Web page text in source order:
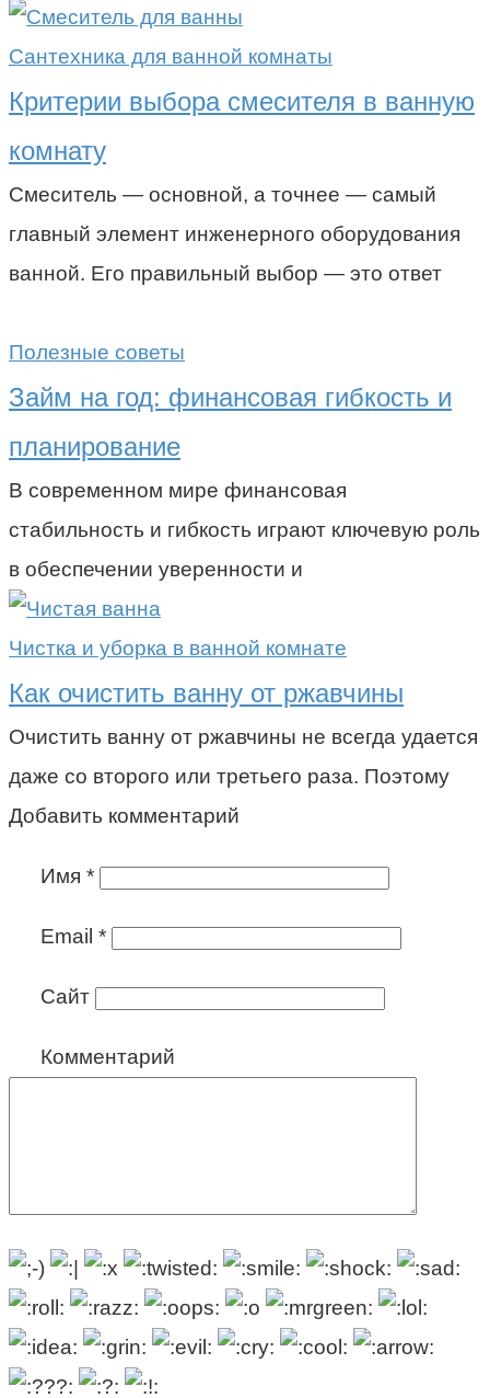
Сантехника для ванной комнаты
Критерии выбора смесителя в ванную
комнату
Смеситель — основной, а точнее — самый
главный элемент инженерного оборудования
ванной. Его правильный выбор — это ответ
Полезные советы
Займ на год: финансовая гибкость и
планирование
В современном мире финансовая
стабильность и гибкость играют ключевую роль
в обеспечении уверенности и
Чистка и уборка в ванной комнате
Как очистить ванну от ржавчины
Очистить ванну от ржавчины не всегда удается
даже со второго или третьего раза. Поэтому
Добавить комментарий
Имя *
Email *
Сайт
Комментарий